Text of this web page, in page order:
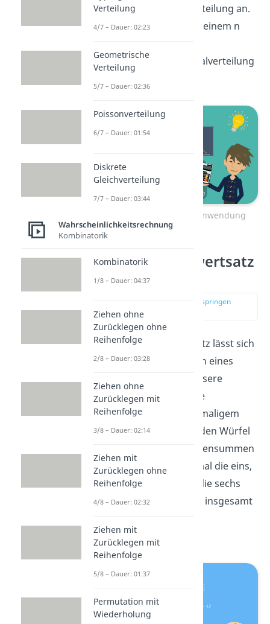
Grenzwert der Normalverteilung an.
Bei allen Verteilungen mit einem n
Annäherung an die Normalverteilung
Zentraler Grenzwertsatz Anwendung
Zentraler Grenzwertsatz
Beispiel
zur Stelle im Video springen
(01:38)
Der zentrale Grenzwertsatz lässt sich
sehr gut durch das Werfen eines
Würfels verdeutlichen. Unsere
Zufallsvariable soll hier die
Augensumme nach mehrmaligem
Würfeln sein. Werfen wir den Würfel
also zweimal, können Augensummen
zwischen zwei, also zweimal die eins,
oder zwölf, also zweimal die sechs
entstehen. Wir haben hier insgesamt
Würfelkonstellationen.
Verteilung
4/7 – Dauer: 02:23
Geometrische
Verteilung
5/7 – Dauer: 02:36
Poissonverteilung
6/7 – Dauer: 01:54
Diskrete
Gleichverteilung
7/7 – Dauer: 03:44
Wahrscheinlichkeitsrechnung
Kombinatorik
Kombinatorik
1/8 – Dauer: 04:37
Ziehen ohne
Zurücklegen ohne
Reihenfolge
2/8 – Dauer: 03:28
Ziehen ohne
Zurücklegen mit
Reihenfolge
3/8 – Dauer: 02:14
Ziehen mit
Zurücklegen ohne
Reihenfolge
4/8 – Dauer: 02:32
Ziehen mit
Zurücklegen mit
Reihenfolge
5/8 – Dauer: 01:37
Permutation mit
Wiederholung